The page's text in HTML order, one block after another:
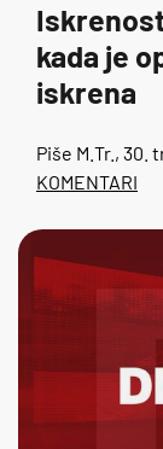
kada je
iskrena
Piše M.Tr. , 30.
KOMENTARI